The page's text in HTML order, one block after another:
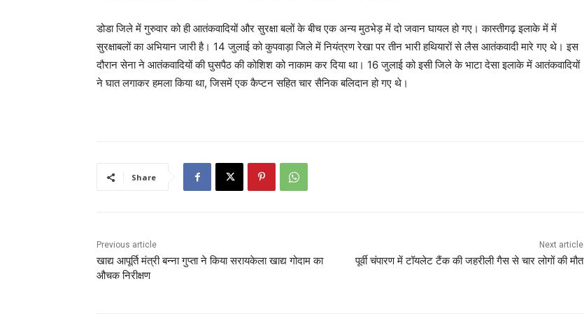
डोडा जिले में गुरुवार को ही आतंकवादियों और सुरक्षा बलों के बीच एक अन्य मुठभेड़ में दो जवान घायल हो गए। कास्तीगढ़ इलाके में में
सुरक्षाबलों का अभियान जारी है। 14 जुलाई को कुपवाड़ा जिले में नियंत्रण रेखा पर तीन भारी हथियारों से लैस आतंकवादी मारे गए थे। इस
दौरान सेना ने आतंकवादियों की घुसपैठ की कोशिश को नाकाम कर दिया था। 16 जुलाई को इसी जिले के भाटा देसा इलाके में आतंकवादियों
ने घात लगाकर हमला किया था, जिसमें एक कैप्टन सहित चार सैनिक बलिदान हो गए थे।
Share
Previous article
खाद्य आपूर्ति मंत्री बन्ना गुप्ता ने किया सरायकेला खाद्य गोदाम का
औचक निरीक्षण
Next article
पूर्वी चंपारण में टॉयलेट टैंक की जहरीली गैस से चार लोगों की मौत